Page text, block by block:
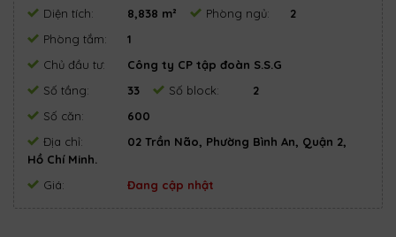
Diện tích:
8,838 m² Phòng ngủ:
2
Phòng tắm:
1
Chủ đầu tư:
Công ty CP tập đoàn S.S.G
Số tầng:
33 Số block:
2
Số căn:
600
Địa chỉ:
02 Trần Não, Phường Bình An, Quận 2,
Hồ Chí Minh.
Giá:
Đang cập nhật